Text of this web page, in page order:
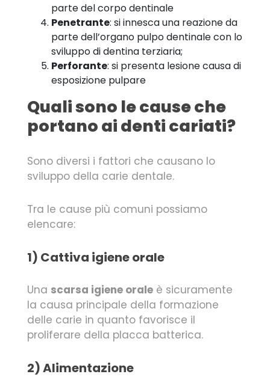
parte del corpo dentinale
Penetrante: si innesca una reazione da
parte dell’organo pulpo dentinale con lo
sviluppo di dentina terziaria;
Perforante: si presenta lesione causa di
esposizione pulpare
Quali sono le cause che
portano ai denti cariati?
Sono diversi i fattori che causano lo
sviluppo della carie dentale.
Tra le cause più comuni possiamo
elencare:
1) Cattiva igiene orale
Una scarsa igiene orale è sicuramente
la causa principale della formazione
delle carie in quanto favorisce il
proliferare della placca batterica.
2) Alimentazione